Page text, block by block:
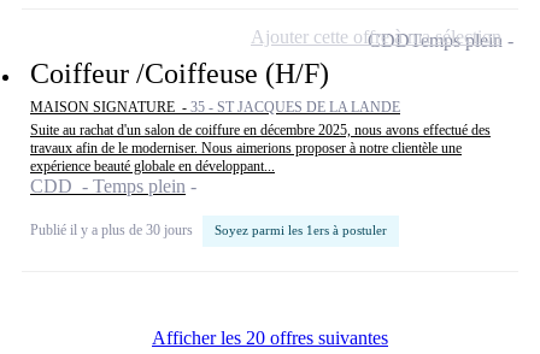
Coiffeur /Coiffeuse (H/F)
MAISON SIGNATURE - 35 - ST JACQUES DE LA LANDE
Suite au rachat d'un salon de coiffure en décembre 2025, nous avons effectué des
travaux afin de le moderniser. Nous aimerions proposer à notre clientèle une
expérience beauté globale en développant...
CDD - Temps plein
Publié il y a plus de 30 jours Soyez parmi les 1ers à postuler
CDDTemps plein
Ajouter cette offre à ma sélection
Afficher les 20 offres suivantes